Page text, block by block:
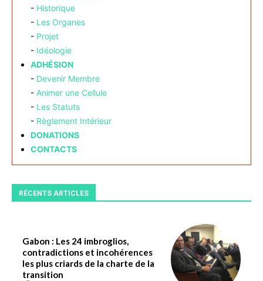
- Historique
- Les Organes
- Projet
- Idéologie
ADHÉSION
- Devenir Membre
- Animer une Cellule
- Les Statuts
- Règlement Intérieur
DONATIONS
CONTACTS
RÉCENTS ARTICLES
Gabon : Les 24 imbroglios,
contradictions et incohérences
les plus criards de la charte de la
transition